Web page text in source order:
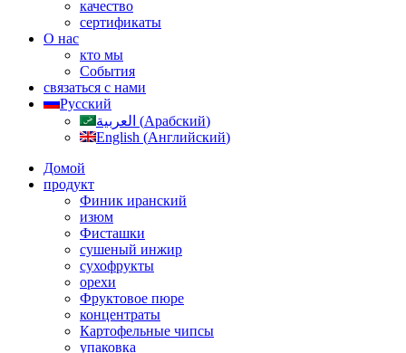
качество
сертификаты
О нас
кто мы
События
связаться с нами
Русский
العربية (Арабский)
English (Английский)
Домой
продукт
Финик иранский
изюм
Фисташки
сушеный инжир
сухофрукты
орехи
Фруктовое пюре
концентраты
Картофельные чипсы
упаковка